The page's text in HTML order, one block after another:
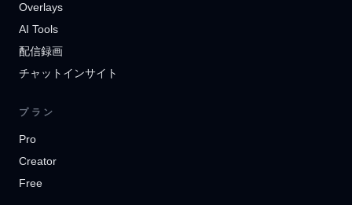
Overlays
AI Tools
配信録画
チャットインサイト
プラン
Pro
Creator
Free